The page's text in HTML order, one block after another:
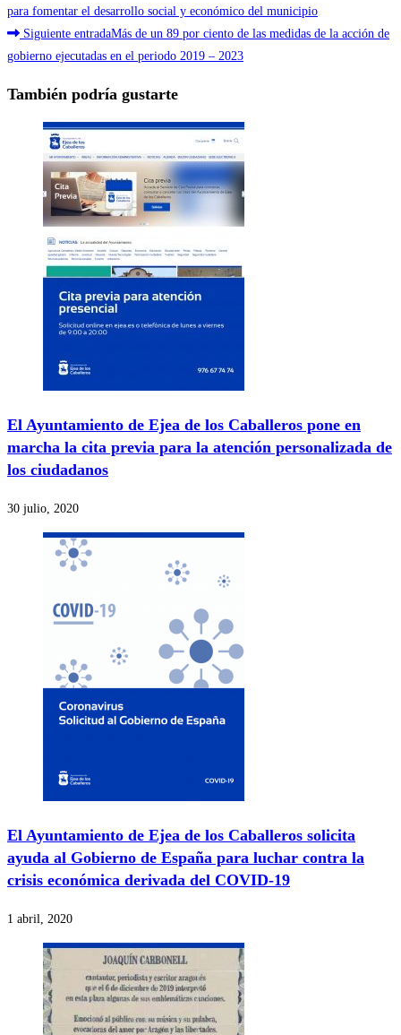
más
artículos
para fomentar el desarrollo social y económico del municipio
Siguiente entradaMás de un 89 por ciento de las medidas de la acción de
gobierno ejecutadas en el periodo 2019 – 2023
También podría gustarte
El Ayuntamiento de Ejea de los Caballeros pone en
marcha la cita previa para la atención personalizada de
los ciudadanos
30 julio, 2020
El Ayuntamiento de Ejea de los Caballeros solicita
ayuda al Gobierno de España para luchar contra la
crisis económica derivada del COVID-19
1 abril, 2020